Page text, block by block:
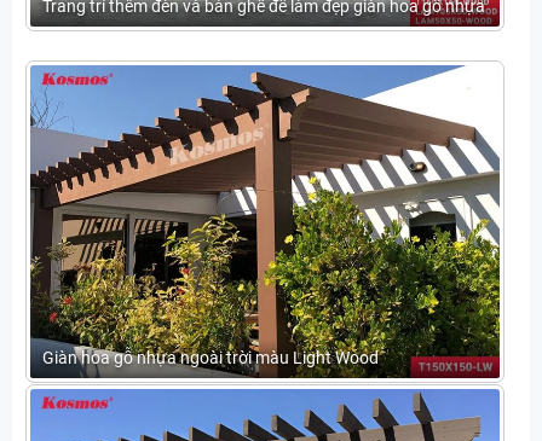
Trang trí thêm đèn và bàn ghế để làm đẹp giàn hoa gỗ nhựa
Giàn hoa gỗ nhựa ngoài trời màu Light Wood